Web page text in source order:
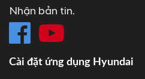
Nhận bản tin.
Cài đặt ứng dụng Hyundai